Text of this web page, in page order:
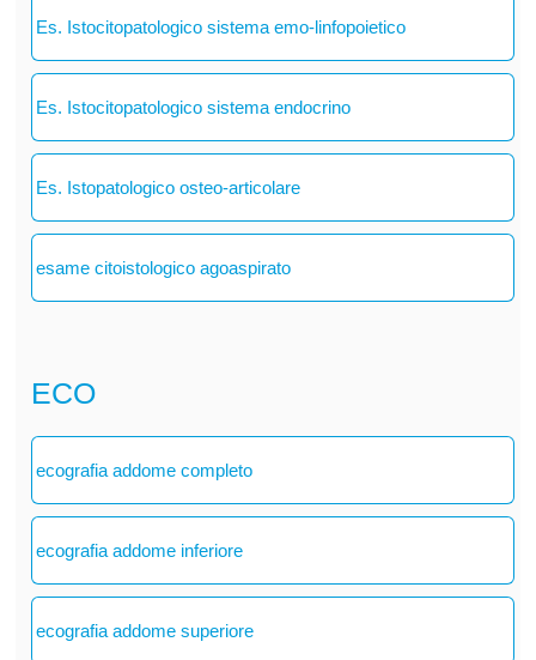
Es. Istocitopatologico sistema emo-linfopoietico
Es. Istocitopatologico sistema endocrino
Es. Istopatologico osteo-articolare
esame citoistologico agoaspirato
ECO
ecografia addome completo
ecografia addome inferiore
ecografia addome superiore